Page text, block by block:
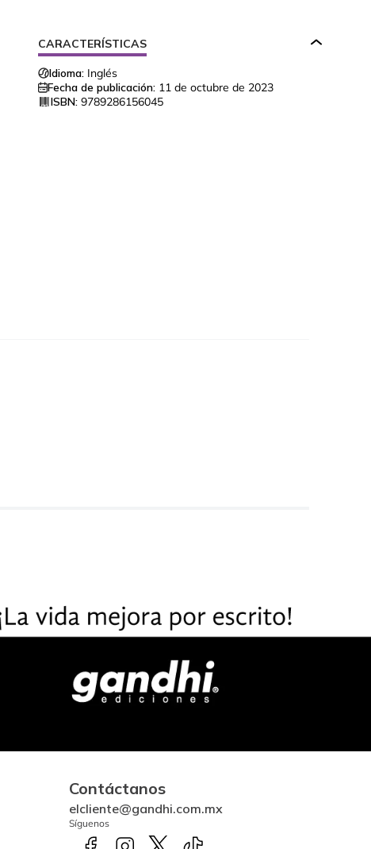
CARACTERÍSTICAS
Idioma: Inglés
Fecha de publicación: 11 de octubre de 2023
ISBN: 9789286156045
Contáctanos
elcliente@gandhi.com.mx
Síguenos